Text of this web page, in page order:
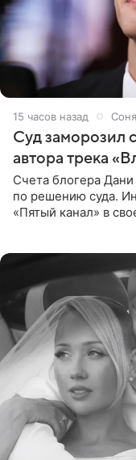
15 часов назад
Суд заморозил
автора трека
Счета блогера
по решению суда.
«Пятый канал» в